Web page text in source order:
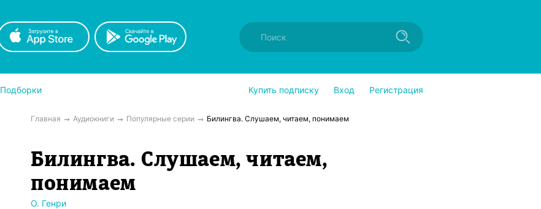
Подборки Купить подписку Вход Регистрация
Главная Аудиокниги Популярные серии Билингва. Слушаем, читаем, понимаем
Билингва. Слушаем, читаем,
понимаем
О. Генри